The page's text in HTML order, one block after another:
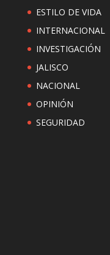
ESTILO DE VIDA
INTERNACIONAL
INVESTIGACIÓN
JALISCO
NACIONAL
OPINIÓN
SEGURIDAD